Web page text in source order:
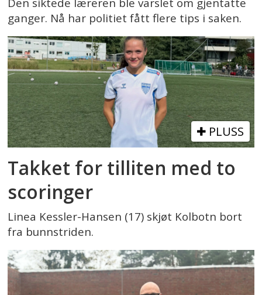
Den siktede læreren ble varslet om gjentatte
ganger. Nå har politiet fått flere tips i saken.
PLUSS
Takket for tilliten med to
scoringer
Linea Kessler-Hansen (17) skjøt Kolbotn bort
fra bunnstriden.